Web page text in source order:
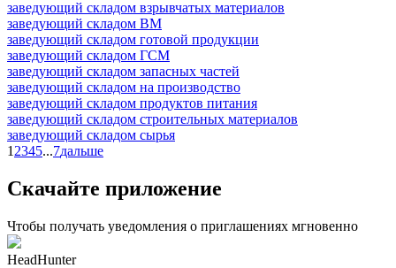
заведующий складом взрывчатых материалов
заведующий складом ВМ
заведующий складом готовой продукции
заведующий складом ГСМ
заведующий складом запасных частей
заведующий складом на производство
заведующий складом продуктов питания
заведующий складом строительных материалов
заведующий складом сырья
1 2345...7дальше
Скачайте приложение
Чтобы получать уведомления о приглашениях мгновенно
HeadHunter